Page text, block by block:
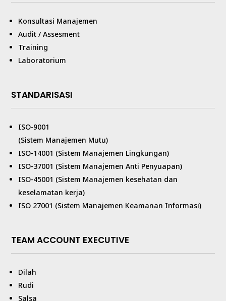
Konsultasi Manajemen
Audit / Assesment
Training
Laboratorium
STANDARISASI
ISO-9001
(Sistem Manajemen Mutu)
ISO-14001 (Sistem Manajemen Lingkungan)
ISO-37001 (Sistem Manajemen Anti Penyuapan)
ISO-45001 (Sistem Manajemen kesehatan dan
keselamatan kerja)
ISO 27001 (Sistem Manajemen Keamanan Informasi)
TEAM ACCOUNT EXECUTIVE
Dilah
Rudi
Salsa